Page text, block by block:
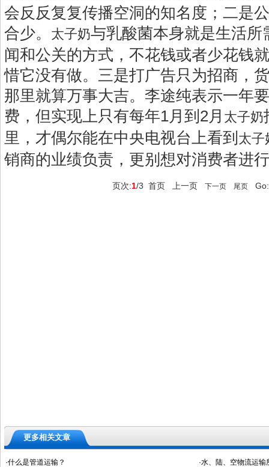
会反反复复传播空洞的知名度；二是
合少。 太子奶与乳酸菌本身就是生活所
闻和公关的方式，不花钱或者少花钱
惜它没有做。三是打广告只为招商，
那里就算万事大吉。李途纯表示一年
费，但实现上只有每年1月到2月 太子奶
里，才偶尔能在中央电视台上看到 太子
销商的业绩负责，更别想对消费者进
页次:1/3 首页 上一页 下一页 尾页 Go:
更多相关文章